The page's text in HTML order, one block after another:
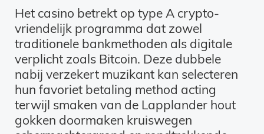
Het casino betrekt op type A crypto-
vriendelijk programma dat zowel
traditionele bankmethoden als digitale
verplicht zoals Bitcoin. Deze dubbele
nabij verzekert muzikant kan selecteren
hun favoriet betaling method acting
terwijl smaken van de Lapplander hout
gokken doormaken kruiswegen